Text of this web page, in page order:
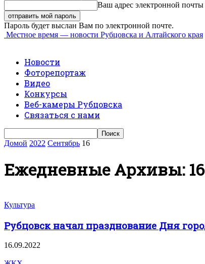
Ваш адрес электронной почты
Пароль будет выслан Вам по электронной почте.
Местное время — новости Рубцовска и Алтайского края
Новости
Фоторепортаж
Видео
Конкурсы
Веб-камеры Рубцовска
Связаться с нами
Домой 2022 Сентябрь 16
Ежедневные Архивы:
Культура
Рубцовск начал празднование Дня
16.09.2022